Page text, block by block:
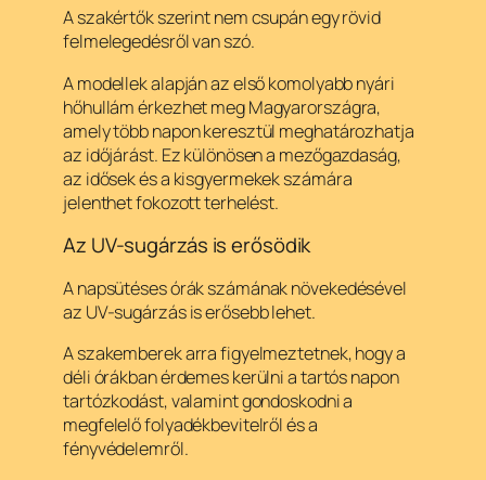
A szakértők szerint nem csupán egy rövid
felmelegedésről van szó.
A modellek alapján az első komolyabb nyári
hőhullám érkezhet meg Magyarországra,
amely több napon keresztül meghatározhatja
az időjárást. Ez különösen a mezőgazdaság,
az idősek és a kisgyermekek számára
jelenthet fokozott terhelést.
Az UV-sugárzás is erősödik
A napsütéses órák számának növekedésével
az UV-sugárzás is erősebb lehet.
A szakemberek arra figyelmeztetnek, hogy a
déli órákban érdemes kerülni a tartós napon
tartózkodást, valamint gondoskodni a
megfelelő folyadékbevitelről és a
fényvédelemről.